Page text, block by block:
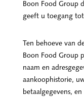
Boon Food Group
geeft u toegang
Ten behoeve van
Boon Food Group
naam en
aankoophistorie,
betaalgegevens,